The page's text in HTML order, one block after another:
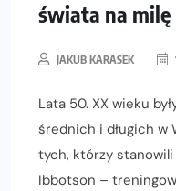
świata na milę
JAKUB KARASEK
Lata 50. XX wieku
średnich i długich w
tych, którzy stanowili
Ibbotson –